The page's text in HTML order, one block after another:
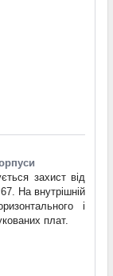
захист від
На внутрішній
і
плат.